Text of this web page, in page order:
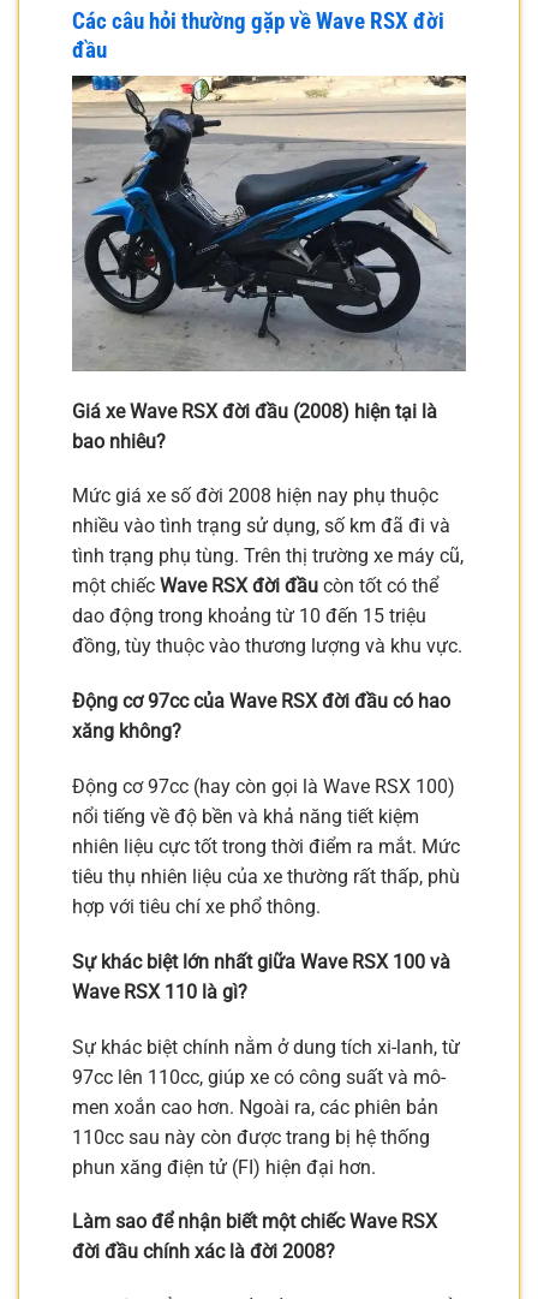
Các câu hỏi thường gặp về Wave RSX đời
đầu
Giá xe Wave RSX đời đầu (2008) hiện tại là
bao nhiêu?
Mức giá xe số đời 2008 hiện nay phụ thuộc
nhiều vào tình trạng sử dụng, số km đã đi và
tình trạng phụ tùng. Trên thị trường xe máy cũ,
một chiếc Wave RSX đời đầu còn tốt có thể
dao động trong khoảng từ 10 đến 15 triệu
đồng, tùy thuộc vào thương lượng và khu vực.
Động cơ 97cc của Wave RSX đời đầu có hao
xăng không?
Động cơ 97cc (hay còn gọi là Wave RSX 100)
nổi tiếng về độ bền và khả năng tiết kiệm
nhiên liệu cực tốt trong thời điểm ra mắt. Mức
tiêu thụ nhiên liệu của xe thường rất thấp, phù
hợp với tiêu chí xe phổ thông.
Sự khác biệt lớn nhất giữa Wave RSX 100 và
Wave RSX 110 là gì?
Sự khác biệt chính nằm ở dung tích xi-lanh, từ
97cc lên 110cc, giúp xe có công suất và mô-
men xoắn cao hơn. Ngoài ra, các phiên bản
110cc sau này còn được trang bị hệ thống
phun xăng điện tử (FI) hiện đại hơn.
Làm sao để nhận biết một chiếc Wave RSX
đời đầu chính xác là đời 2008?